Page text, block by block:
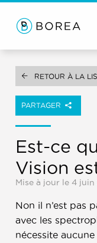
RETOUR À LA
PARTAGER
Est-ce
Vision
Mise à jour le 4 juin
Non il n’est pas
avec les
nécessite